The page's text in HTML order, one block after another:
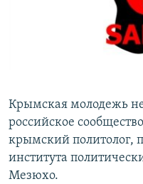
ПОБЕДИТЕЛЕЙ НЕ СУДЯТ?
КРЫМ.НЕПОКОРЕННЫЙ
Все сайты RFE/RL
Крымская молодежь
российское
крымский политолог,
института
Мезюхо.